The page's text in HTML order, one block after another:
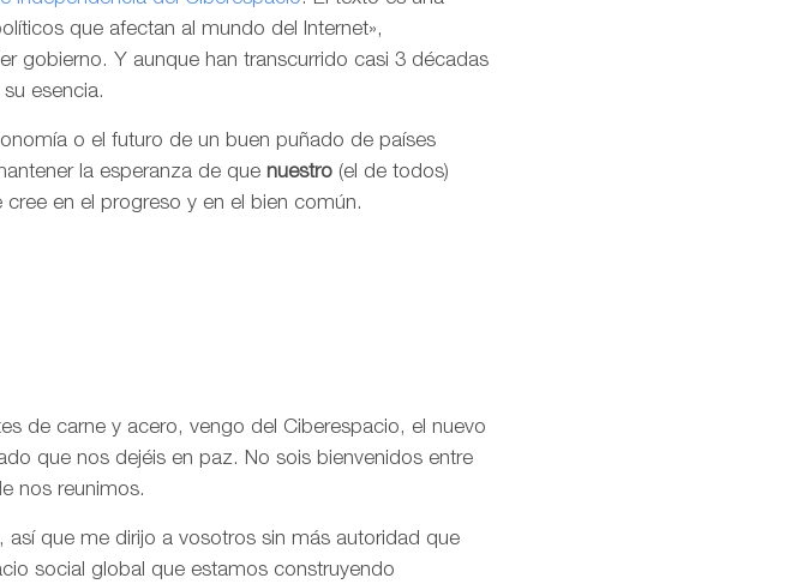
que afectan al mundo del Internet»,
gobierno. Y aunque han transcurrido casi 3 décadas
esencia.
o el futuro de un buen puñado de países
la esperanza de que nuestro (el de todos)
en el progreso y en el bien común.
de carne y acero, vengo del Ciberespacio, el nuevo
que nos dejéis en paz. No sois bienvenidos entre
nos reunimos.
que me dirijo a vosotros sin más autoridad que
social global que estamos construyendo